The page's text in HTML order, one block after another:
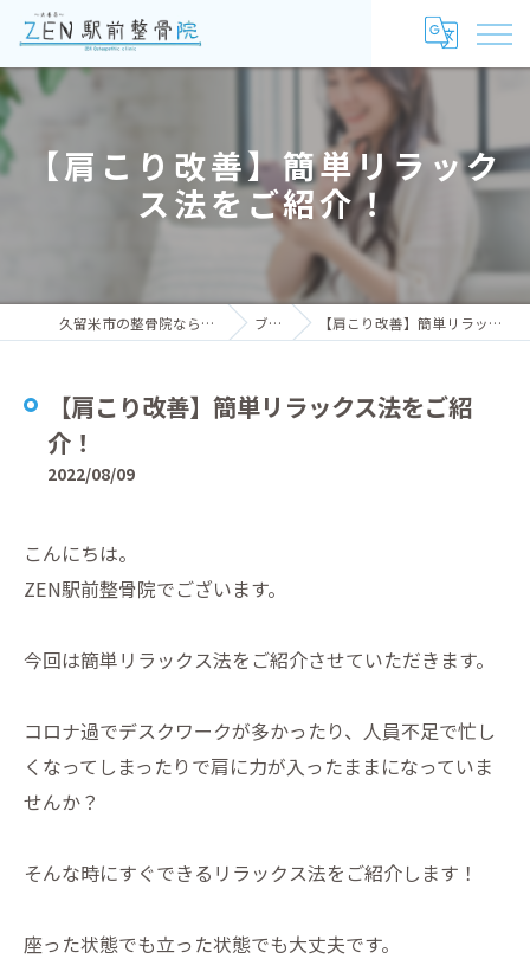
【肩こり改善】簡単リラック
ス法をご紹介！
久留米市の整骨院ならZEN駅前整骨院 ブログ 【肩こり改善】簡単リラックス法をご紹介！
【肩こり改善】簡単リラックス法をご紹
介！
2022/08/09
こんにちは。
ZEN駅前整骨院でございます。
今回は簡単リラックス法をご紹介させていただきます。
コロナ過でデスクワークが多かったり、人員不足で忙し
くなってしまったりで肩に力が入ったままになっていま
せんか？
そんな時にすぐできるリラックス法をご紹介します！
座った状態でも立った状態でも大丈夫です。